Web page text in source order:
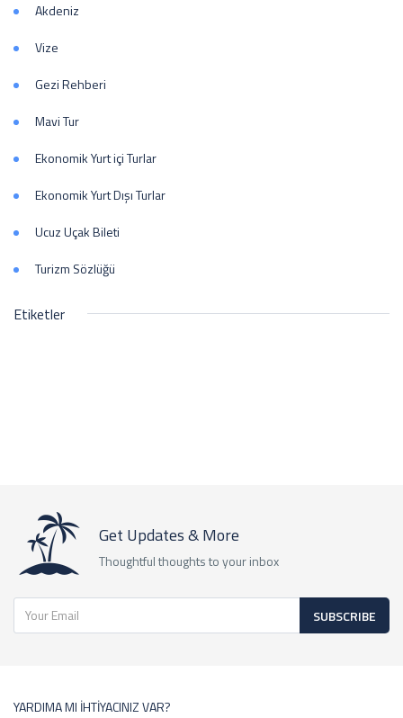
Akdeniz
Vize
Gezi Rehberi
Mavi Tur
Ekonomik Yurt içi Turlar
Ekonomik Yurt Dışı Turlar
Ucuz Uçak Bileti
Turizm Sözlüğü
Etiketler
Get Updates & More
Thoughtful thoughts to your inbox
SUBSCRIBE
YARDIMA MI İHTİYACINIZ VAR?